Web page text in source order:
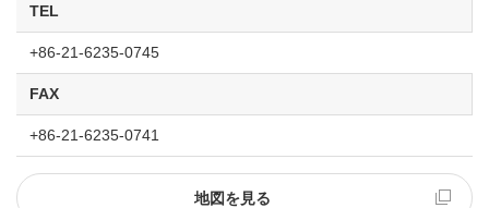
TEL
+86-21-6235-0745
FAX
+86-21-6235-0741
地図を見る